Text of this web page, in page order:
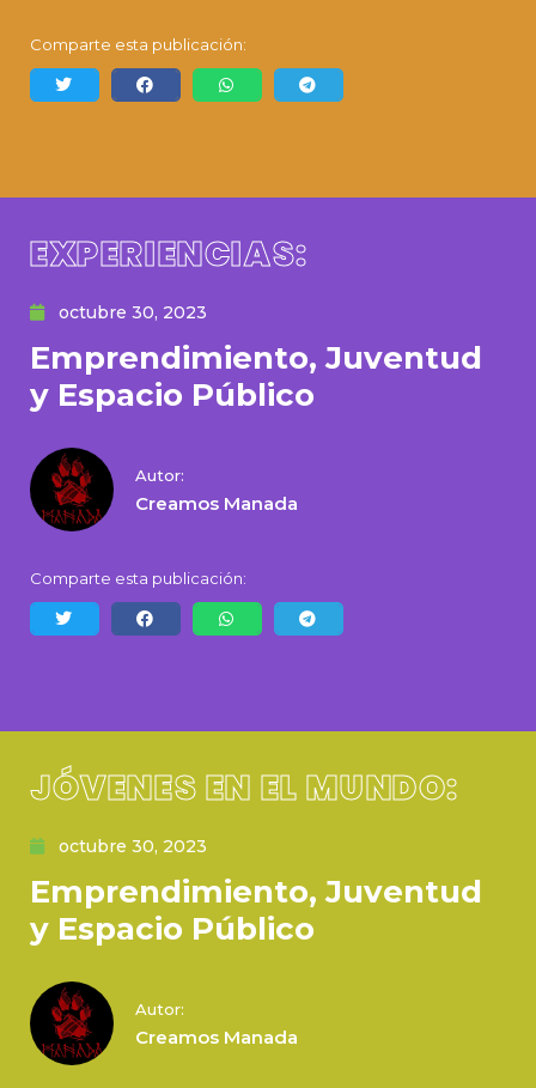
Comparte esta publicación:
EXPERIENCIAS:
octubre 30, 2023
Emprendimiento, Juventud
y Espacio Público
Autor:
Creamos Manada
Comparte esta publicación:
JÓVENES EN EL MUNDO:
octubre 30, 2023
Emprendimiento, Juventud
y Espacio Público
Autor:
Creamos Manada